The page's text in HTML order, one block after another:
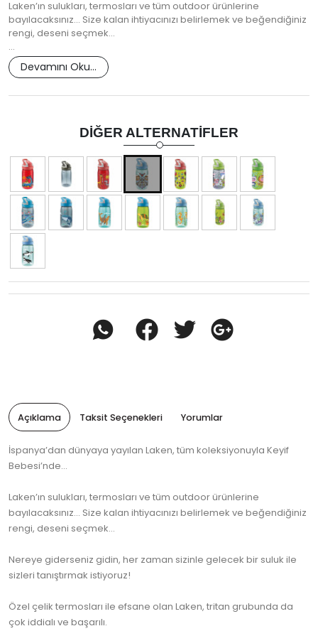
Laken’ın sulukları, termosları ve tüm outdoor ürünlerine
bayılacaksınız… Size kalan ihtiyacınızı belirlemek ve beğendiğiniz
rengi, deseni seçmek…
…
Devamını Oku...
DIĞER ALTERNATIFLER
Açıklama Taksit Seçenekleri Yorumlar
İspanya’dan dünyaya yayılan Laken, tüm koleksiyonuyla Keyif
Bebesi’nde…
Laken’ın sulukları, termosları ve tüm outdoor ürünlerine
bayılacaksınız… Size kalan ihtiyacınızı belirlemek ve beğendiğiniz
rengi, deseni seçmek…
Nereye giderseniz gidin, her zaman sizinle gelecek bir suluk ile
sizleri tanıştırmak istiyoruz!
Özel çelik termosları ile efsane olan Laken, tritan grubunda da
çok iddialı ve başarılı.